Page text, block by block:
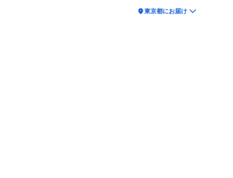
location_on東京都にお届け